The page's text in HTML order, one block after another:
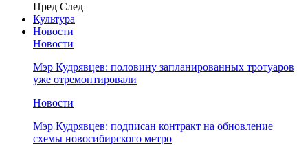
Пред След
Культура
Новости
Новости
Мэр Кудрявцев: половину запланированных тротуаров
уже отремонтировали
Новости
Мэр Кудрявцев: подписан контракт на обновление
схемы новосибирского метро